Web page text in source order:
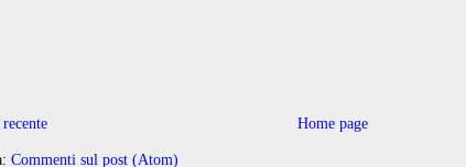
Home page
Commenti sul post (Atom)